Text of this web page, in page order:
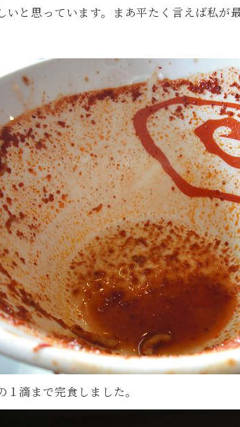
いと思っています。まあ平たく言えば私が
１滴まで完食しました。